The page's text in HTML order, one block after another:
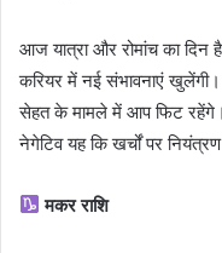
आज यात्रा और रोमांच का दिन
करियर में नई संभावनाएं
सेहत के मामले में आप फिट
नेगेटिव यह कि खर्चों पर
मकर राशि